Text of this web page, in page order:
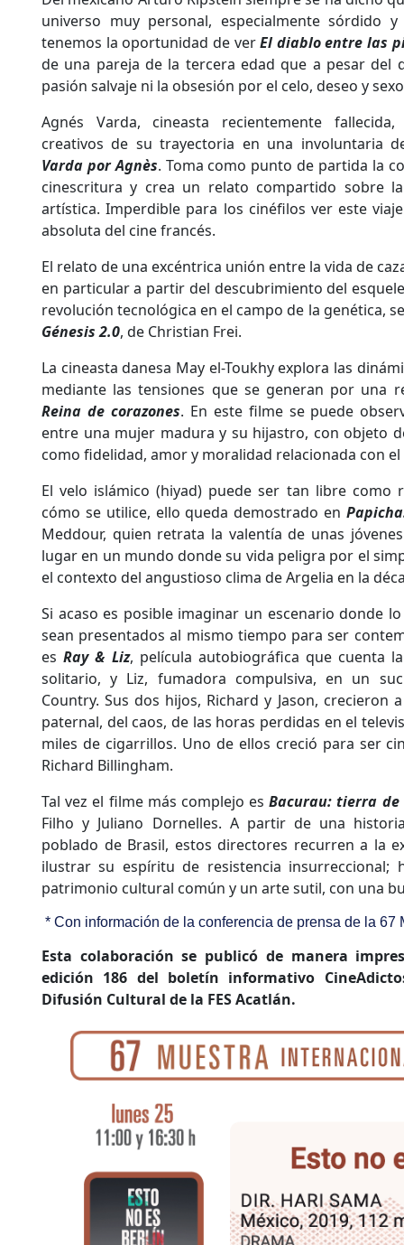
universo muy personal, especialmente sórdido
tenemos la oportunidad de verEl diablo entre las
de una pareja de la tercera edad que a pesar del
pasión salvaje ni la obsesión por el celo, deseo y
Agnés Varda, cineasta recientemente
creativos de su trayectoria en una involuntaria
Varda por Agnès. Toma como punto de partida la
cinescritura y crea un relato compartido sobre
artística. Imperdible para los cinéfilos ver este
absoluta del cine francés.
El relato de una excéntrica unión entre la vida de
en particular a partir del descubrimiento del
revolución tecnológica en el campo de la genética,
Génesis 2.0, de Christian Frei.
La cineasta danesa May el-Toukhy explora las
mediante las tensiones que se generan por una
Reina de corazones. En este filme se puede
entre una mujer madura y su hijastro, con objeto
como fidelidad, amor y moralidad relacionada con el
El velo islámico (hiyad) puede ser tan libre como
cómo se utilice, ello queda demostrado en
Meddour, quien retrata la valentía de unas
lugar en un mundo donde su vida peligra por el
el contexto del angustioso clima de Argelia en la
Si acaso es posible imaginar un escenario donde
sean presentados al mismo tiempo para ser
esRay & Liz, película autobiográfica que cuenta
solitario, y Liz, fumadora compulsiva, en un
Country. Sus dos hijos, Richard y Jason, crecieron
paternal, del caos, de las horas perdidas en el
miles de cigarrillos. Uno de ellos creció para ser
Richard Billingham.
Tal vez el filme más complejo esBacurau: tierra de
Filho y Juliano Dornelles. A partir de una
poblado de Brasil, estos directores recurren a la
ilustrar su espíritu de resistencia
patrimonio cultural común y un arte sutil, con una
* Con información de la conferencia de prensa de la 67
Esta colaboración se publicó de manera
edición 186 del boletín informativo
Difusión Cultural de la FES Acatlán.